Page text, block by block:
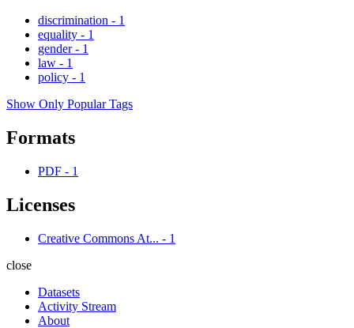
discrimination - 1
equality - 1
gender - 1
law - 1
policy - 1
Show Only Popular Tags
Formats
PDF - 1
Licenses
Creative Commons At... - 1
close
Datasets
Activity Stream
About